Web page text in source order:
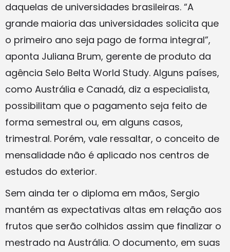
daquelas de universidades brasileiras. “A
grande maioria das universidades solicita que
o primeiro ano seja pago de forma integral”,
aponta Juliana Brum, gerente de produto da
agência Selo Belta World Study. Alguns países,
como Austrália e Canadá, diz a especialista,
possibilitam que o pagamento seja feito de
forma semestral ou, em alguns casos,
trimestral. Porém, vale ressaltar, o conceito de
mensalidade não é aplicado nos centros de
estudos do exterior.
Sem ainda ter o diploma em mãos, Sergio
mantém as expectativas altas em relação aos
frutos que serão colhidos assim que finalizar o
mestrado na Austrália. O documento, em suas